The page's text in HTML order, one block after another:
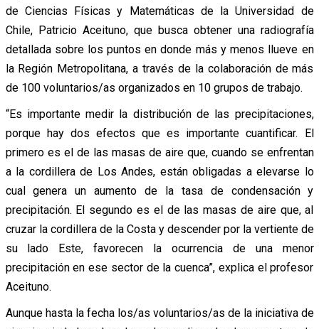
de Ciencias Físicas y Matemáticas de la Universidad de
Chile, Patricio Aceituno, que busca obtener una radiografía
detallada sobre los puntos en donde más y menos llueve en
la Región Metropolitana, a través de la colaboración de más
de 100 voluntarios/as organizados en 10 grupos de trabajo.
“Es importante medir la distribución de las precipitaciones,
porque hay dos efectos que es importante cuantificar. El
primero es el de las masas de aire que, cuando se enfrentan
a la cordillera de Los Andes, están obligadas a elevarse lo
cual genera un aumento de la tasa de condensación y
precipitación. El segundo es el de las masas de aire que, al
cruzar la cordillera de la Costa y descender por la vertiente de
su lado Este, favorecen la ocurrencia de una menor
precipitación en ese sector de la cuenca”, explica el profesor
Aceituno.
Aunque hasta la fecha los/as voluntarios/as de la iniciativa de